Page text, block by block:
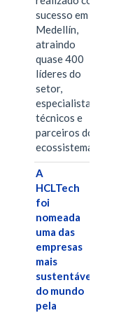
sucesso em
Medellín,
atraindo
quase 400
líderes do
setor,
especialistas
técnicos e
parceiros do
ecossistema.…
A
HCLTech
foi
nomeada
uma das
empresas
mais
sustentáveis
do mundo
pela